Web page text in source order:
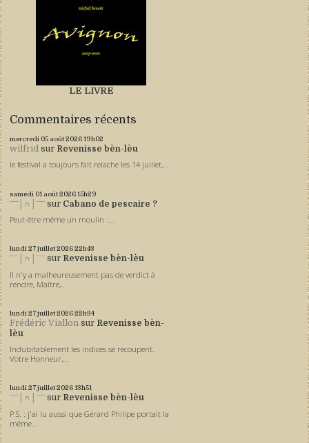
LE LIVRE
Commentaires récents
mercredi 05 août 202619h02
wilfrid sur Revenisse bèn-lèu
le festival a toujours fait relache les 14 juillet,...
samedi 01 août 202615h29
ˉˉˉ│∩│ˉˉˉ sur Cabano de pescaire ?
Peut-être même un moulin :...
lundi 27juillet 202622h43
ˉˉˉ│∩│ˉˉˉ sur Revenisse bèn-lèu
Il n'y a malheureusement pas de verdict à
rendre, Maître,...
lundi 27juillet 202622h34
Frédéric Viallon sur Revenisse bèn-
lèu
Indubitablement les indices se recoupent.
Votre Honneur,...
lundi 27juillet 202613h51
ˉˉˉ│∩│ˉˉˉ sur Revenisse bèn-lèu
P.S. : j'ai lu aussi que Gérard Philipe portait la
même...